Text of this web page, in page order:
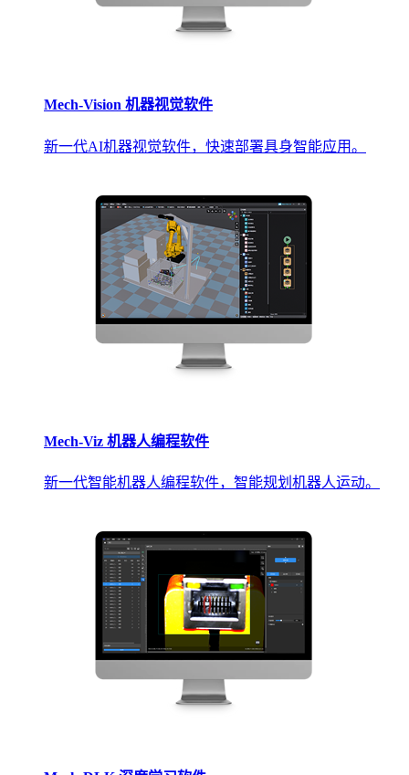
Mech-Vision 机器视觉软件
新一代AI机器视觉软件，快速部署具身智能应用。
Mech-Viz 机器人编程软件
新一代智能机器人编程软件，智能规划机器人运动。